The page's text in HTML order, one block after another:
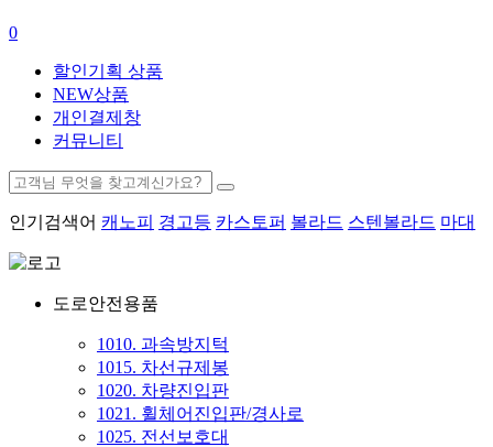
0
할인기획 상품
NEW상품
개인결제창
커뮤니티
인기검색어 캐노피 경고등 카스토퍼 볼라드 스텐볼라드 마대
도로안전용품
1010. 과속방지턱
1015. 차선규제봉
1020. 차량진입판
1021. 휠체어진입판/경사로
1025. 전선보호대